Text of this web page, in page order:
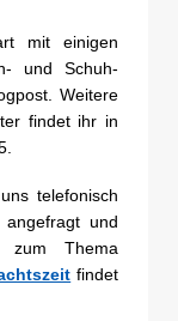
mit einigen
und Schuh-
Weitere
findet ihr in
telefonisch
angefragt und
zum Thema
findet